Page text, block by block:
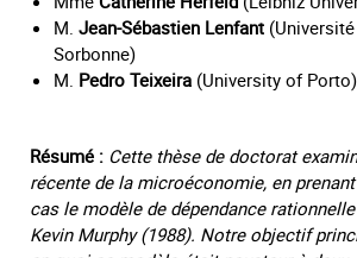
M. Jean-Sébastien Lenfant
Sorbonne)
M. Pedro Teixeira (University of Porto)
Résumé : Cette thèse de doctorat
récente de la microéconomie, en
cas le modèle de dépendance
Kevin Murphy (1988). Notre objectif